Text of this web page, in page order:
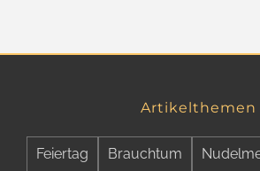
Artikelthemen
Feiertag Brauchtum